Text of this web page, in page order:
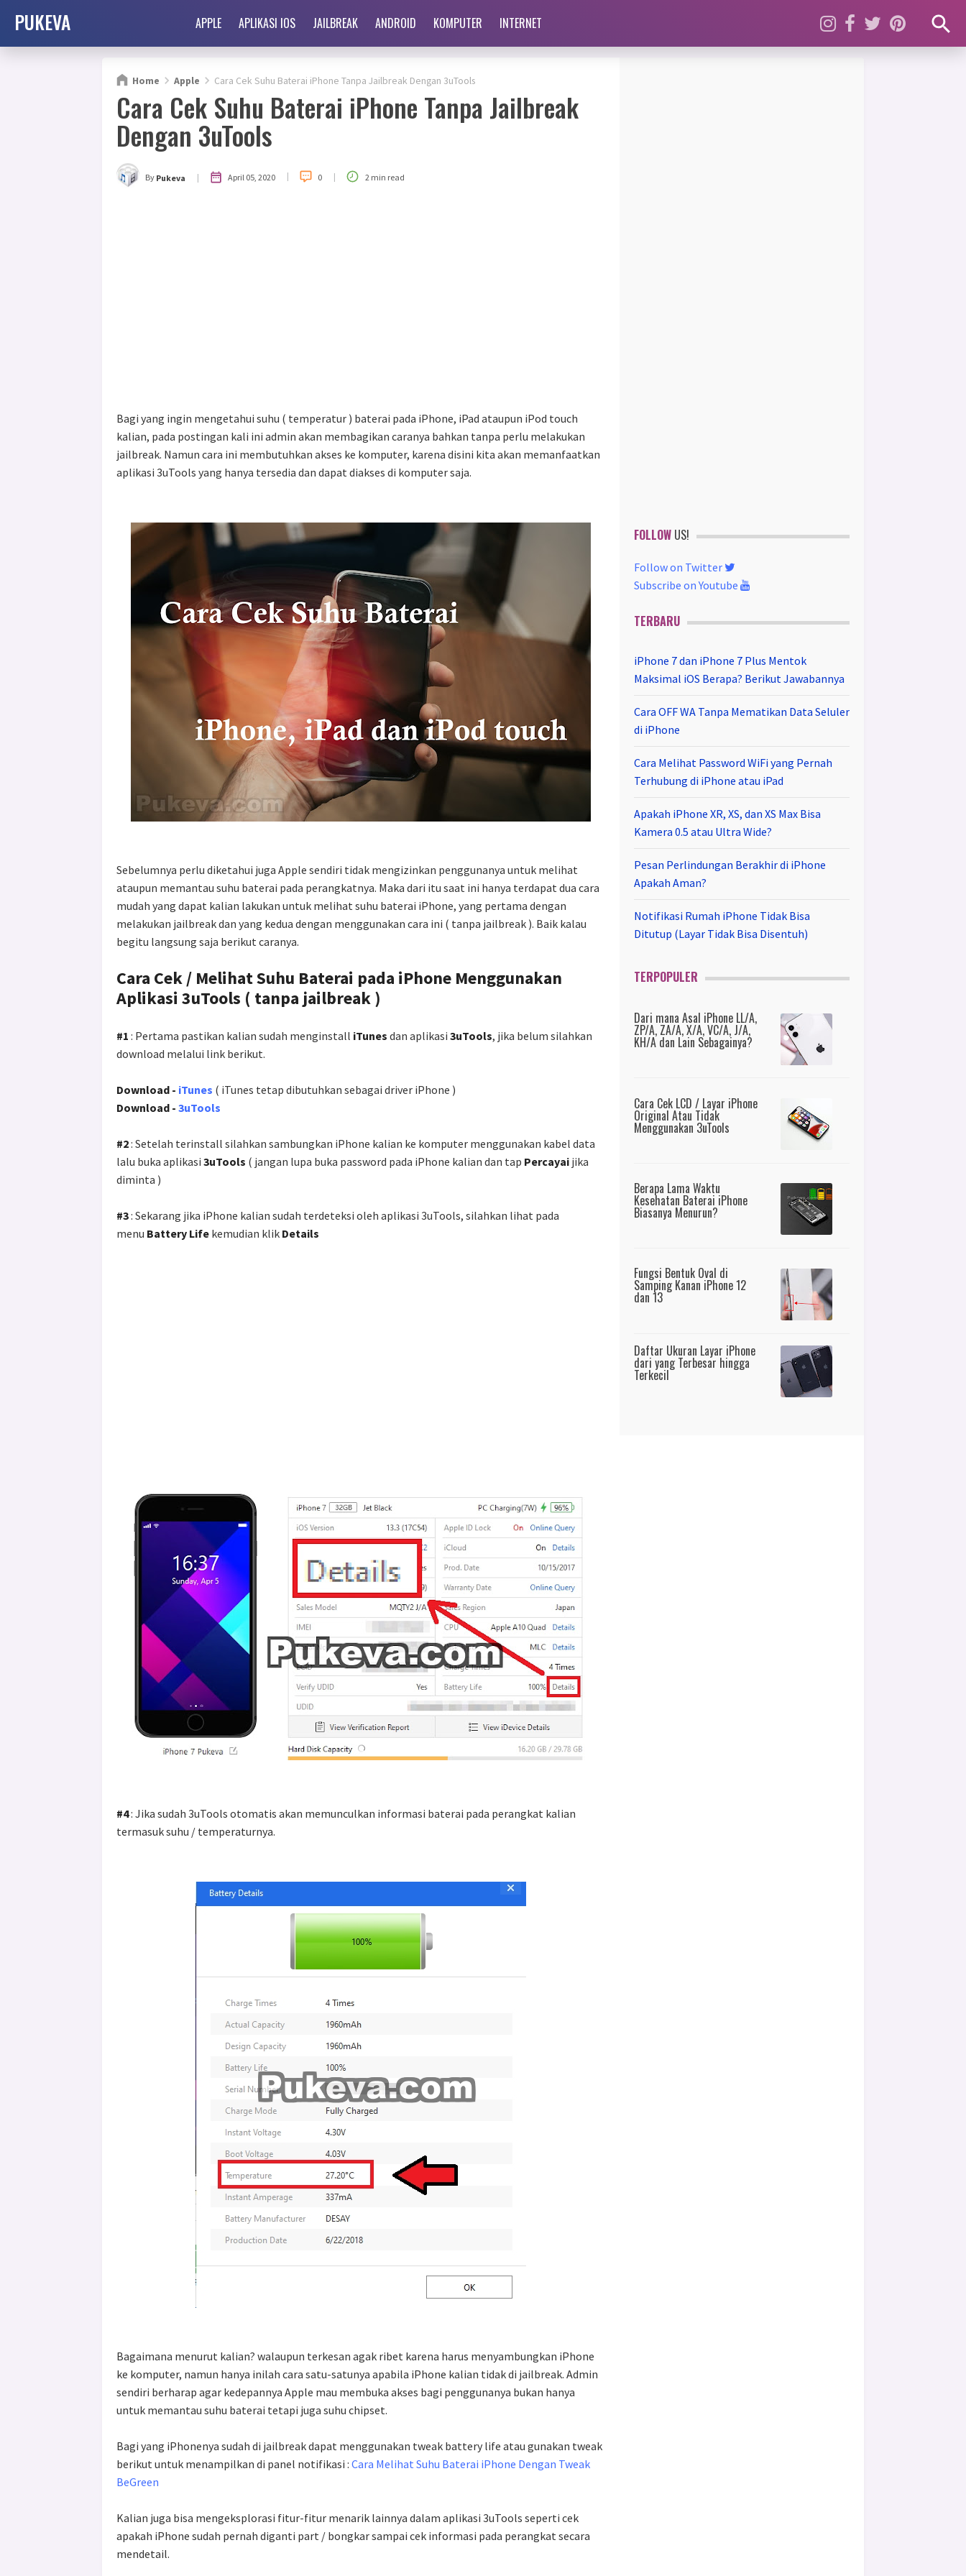
PUKEVA APPLE APLIKASI IOS JAILBREAK ANDROID KOMPUTER INTERNET
Home Apple Cara Cek Suhu Baterai iPhone Tanpa Jailbreak Dengan 3uTools
Cara Cek Suhu Baterai iPhone Tanpa Jailbreak
Dengan 3uTools
By Pukeva | April 05, 2020 | 0 | 2 min read
Bagi yang ingin mengetahui suhu ( temperatur ) baterai pada iPhone, iPad ataupun iPod touch
kalian, pada postingan kali ini admin akan membagikan caranya bahkan tanpa perlu melakukan
jailbreak. Namun cara ini membutuhkan akses ke komputer, karena disini kita akan memanfaatkan
aplikasi 3uTools yang hanya tersedia dan dapat diakses di komputer saja.
Sebelumnya perlu diketahui juga Apple sendiri tidak mengizinkan penggunanya untuk melihat
ataupun memantau suhu baterai pada perangkatnya. Maka dari itu saat ini hanya terdapat dua cara
mudah yang dapat kalian lakukan untuk melihat suhu baterai iPhone, yang pertama dengan
melakukan jailbreak dan yang kedua dengan menggunakan cara ini ( tanpa jailbreak ). Baik kalau
begitu langsung saja berikut caranya.
Cara Cek / Melihat Suhu Baterai pada iPhone Menggunakan
Aplikasi 3uTools ( tanpa jailbreak )
#1 : Pertama pastikan kalian sudah menginstall iTunes dan aplikasi 3uTools, jika belum silahkan
download melalui link berikut.
Download - iTunes ( iTunes tetap dibutuhkan sebagai driver iPhone )
Download - 3uTools
#2: Setelah terinstall silahkan sambungkan iPhone kalian ke komputer menggunakan kabel data
lalu buka aplikasi 3uTools ( jangan lupa buka password pada iPhone kalian dan tap Percayai jika
diminta )
#3: Sekarang jika iPhone kalian sudah terdeteksi oleh aplikasi 3uTools, silahkan lihat pada
menu Battery Life kemudian klik Details
#4: Jika sudah 3uTools otomatis akan memunculkan informasi baterai pada perangkat kalian
termasuk suhu / temperaturnya.
Bagaimana menurut kalian? walaupun terkesan agak ribet karena harus menyambungkan iPhone
ke komputer, namun hanya inilah cara satu-satunya apabila iPhone kalian tidak di jailbreak. Admin
sendiri berharap agar kedepannya Apple mau membuka akses bagi penggunanya bukan hanya
untuk memantau suhu baterai tetapi juga suhu chipset.
Bagi yang iPhonenya sudah di jailbreak dapat menggunakan tweak battery life atau gunakan tweak
berikut untuk menampilkan di panel notifikasi : Cara Melihat Suhu Baterai iPhone Dengan Tweak
BeGreen
Kalian juga bisa mengeksplorasi fitur-fitur menarik lainnya dalam aplikasi 3uTools seperti cek
apakah iPhone sudah pernah diganti part / bongkar sampai cek informasi pada perangkat secara
mendetail.
FOLLOW US!
Follow on Twitter
Subscribe on Youtube
TERBARU
iPhone 7 dan iPhone 7 Plus Mentok
Maksimal iOS Berapa? Berikut Jawabannya
Cara OFF WA Tanpa Mematikan Data Seluler
di iPhone
Cara Melihat Password WiFi yang Pernah
Terhubung di iPhone atau iPad
Apakah iPhone XR, XS, dan XS Max Bisa
Kamera 0.5 atau Ultra Wide?
Pesan Perlindungan Berakhir di iPhone
Apakah Aman?
Notifikasi Rumah iPhone Tidak Bisa
Ditutup (Layar Tidak Bisa Disentuh)
TERPOPULER
Dari mana Asal iPhone LL/A,
ZP/A, ZA/A, X/A, VC/A, J/A,
KH/A dan Lain Sebagainya?
Cara Cek LCD / Layar iPhone
Original Atau Tidak
Menggunakan 3uTools
Berapa Lama Waktu
Kesehatan Baterai iPhone
Biasanya Menurun?
Fungsi Bentuk Oval di
Samping Kanan iPhone 12
dan 13
Daftar Ukuran Layar iPhone
dari yang Terbesar hingga
Terkecil